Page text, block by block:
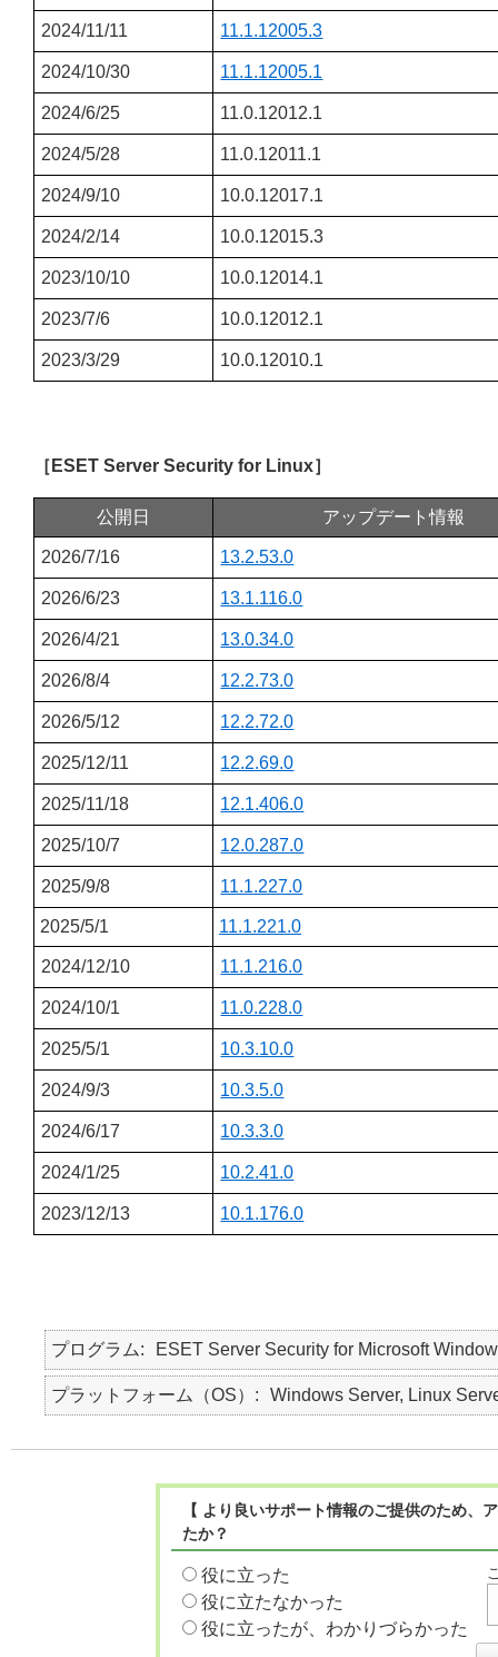
2024/11/11 11.1.12005.3
2024/10/30 11.1.12005.1
2024/6/25 11.0.12012.1
2024/5/28 11.0.12011.1
2024/9/10 10.0.12017.1
2024/2/14 10.0.12015.3
2023/10/10 10.0.12014.1
2023/7/6 10.0.12012.1
2023/3/29 10.0.12010.1
［ESET Server Security for Linux］
公開日 アップデート情報
2026/7/16 13.2.53.0
2026/6/23 13.1.116.0
2026/4/21 13.0.34.0
2026/8/4 12.2.73.0
2026/5/12 12.2.72.0
2025/12/11 12.2.69.0
2025/11/18 12.1.406.0
2025/10/7 12.0.287.0
2025/9/8 11.1.227.0
2025/5/1 11.1.221.0
2024/12/10 11.1.216.0
2024/10/1 11.0.228.0
2025/5/1 10.3.10.0
2024/9/3 10.3.5.0
2024/6/17 10.3.3.0
2024/1/25 10.2.41.0
2023/12/13 10.1.176.0
プログラム ESET Server Security for Microsoft
プラットフォーム（OS） Windows Server, Linux
【 より良いサポート情報のご提供のため
たか？
役に立った
役に立たなかった
役に立ったが、わかりづらかった